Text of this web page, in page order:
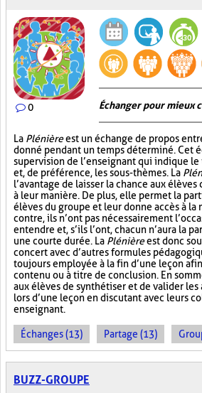
0 Échanger pour mieux
La Plénièreest un échange de propos
donné pendant un temps déterminé. Cet
supervision de l’enseignant qui indique
et, de préférence, les sous-thèmes. La
l’avantage de laisser la chance aux
à leur manière. De plus, elle permet la
élèves du groupe et leur donne accès à la
contre, ils n’ont pas nécessairement
entendre et, s’ils l’ont, chacun n’aura la
une courte durée. La Plénièreest donc
concert avec d’autres formules
toujours employée à la fin d’une leçon
contenu ou à titre de conclusion. En
aux élèves de synthétiser et de valider les
lors d’une leçon en discutant avec leurs
enseignant.
Échanges (13) Partage (13)
BUZZ-GROUPE